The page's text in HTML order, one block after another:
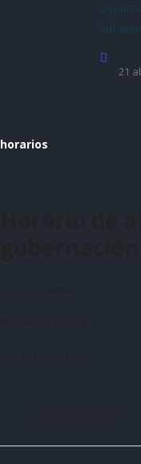
21
horarios